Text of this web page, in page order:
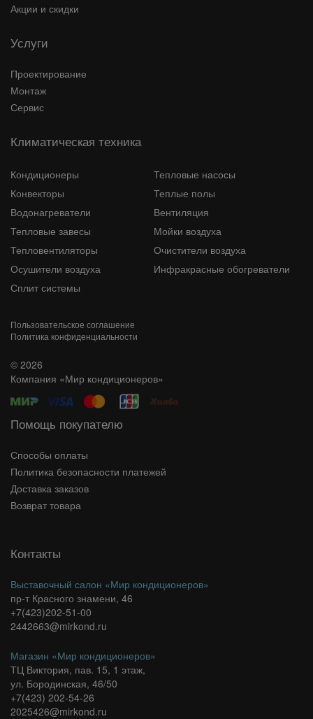
Акции и скидки
Услуги
Проектирование
Монтаж
Сервис
Климатическая техника
Кондиционеры
Тепловые насосы
Конвекторы
Теплые полы
Водонагреватели
Вентиляция
Тепловые завесы
Мойки воздуха
Тепловентиляторы
Очистители воздуха
Осушители воздуха
Инфракрасные обогреватели
Сплит системы
Пользовательское соглашение
Политика конфиденциальности
© 2026
Компания «Мир кондиционеров»
Помощь покупателю
Способы оплаты
Политика безопасности платежей
Доставка заказов
Возврат товара
Контакты
Выставочный салон «Мир кондиционеров»
пр-т Красного знамени, 46
+7(423)202-51-00
2442663@mirkond.ru
Магазин «Мир кондиционеров»
ТЦ Виктория, пав. 15, 1 этаж,
ул. Бородинская, 46/50
+7(423) 202-54-26
2025426@mirkond.ru